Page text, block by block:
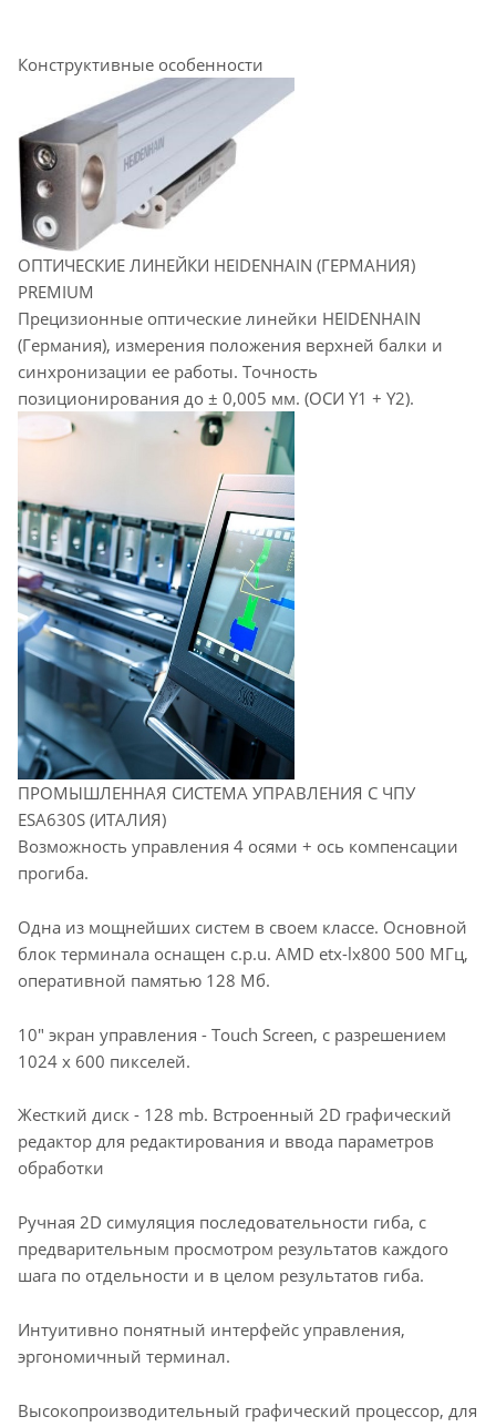
Конструктивные особенности
ОПТИЧЕСКИЕ ЛИНЕЙКИ HEIDENHAIN (ГЕРМАНИЯ)
PREMIUM
Прецизионные оптические линейки HEIDENHAIN
(Германия), измерения положения верхней балки и
синхронизации ее работы. Точность
позиционирования до ± 0,005 мм. (ОСИ Y1 + Y2).
ПРОМЫШЛЕННАЯ СИСТЕМА УПРАВЛЕНИЯ С ЧПУ
ESA630S (ИТАЛИЯ)
Возможность управления 4 осями + ось компенсации
прогиба.
Одна из мощнейших систем в своем классе. Основной
блок терминала оснащен c.p.u. AMD etx-lx800 500 МГц,
оперативной памятью 128 Мб.
10" экран управления - Touch Screen, с разрешением
1024 x 600 пикселей.
Жесткий диск - 128 mb. Встроенный 2D графический
редактор для редактирования и ввода параметров
обработки
Ручная 2D симуляция последовательности гиба, с
предварительным просмотром результатов каждого
шага по отдельности и в целом результатов гиба.
Интуитивно понятный интерфейс управления,
эргономичный терминал.
Высокопроизводительный графический процессор, для